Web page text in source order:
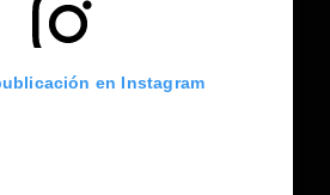
en Instagram